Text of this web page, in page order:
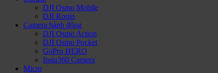
DJI Osmo Mobile
DJI Ronin
Camera hành động
DJI Osmo Action
DJI Osmo Pocket
GoPro HERO
Insta360 Camera
Micro